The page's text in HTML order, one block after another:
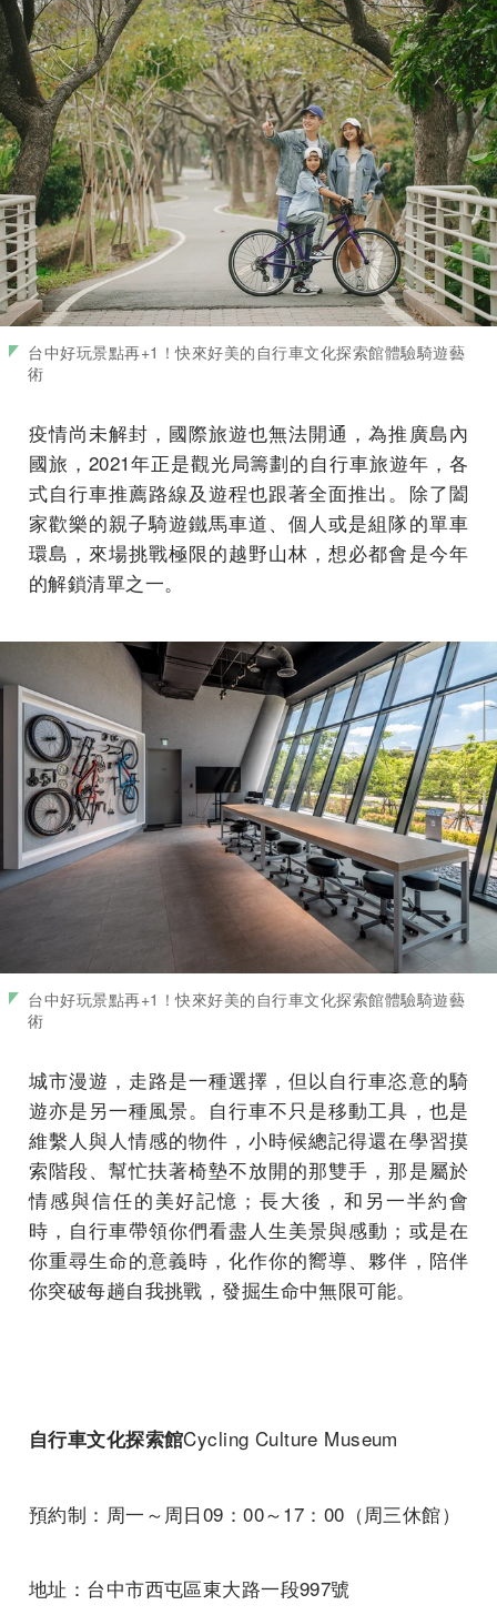
台中好玩景點再+1！快來好美的自行車文化探索館體驗騎遊藝
術
疫情尚未解封，國際旅遊也無法開通，為推廣島內
國旅，2021年正是觀光局籌劃的自行車旅遊年，各
式自行車推薦路線及遊程也跟著全面推出。除了闔
家歡樂的親子騎遊鐵馬車道、個人或是組隊的單車
環島，來場挑戰極限的越野山林，想必都會是今年
的解鎖清單之一。
台中好玩景點再+1！快來好美的自行車文化探索館體驗騎遊藝
術
城市漫遊，走路是一種選擇，但以自行車恣意的騎
遊亦是另一種風景。自行車不只是移動工具，也是
維繫人與人情感的物件，小時候總記得還在學習摸
索階段、幫忙扶著椅墊不放開的那雙手，那是屬於
情感與信任的美好記憶；長大後，和另一半約會
時，自行車帶領你們看盡人生美景與感動；或是在
你重尋生命的意義時，化作你的嚮導、夥伴，陪伴
你突破每趟自我挑戰，發掘生命中無限可能。
自行車文化探索館Cycling Culture Museum
預約制：周一～周日09：00～17：00（周三休館）
地址：台中市西屯區東大路一段997號